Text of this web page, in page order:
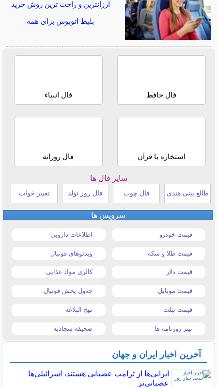
ارزانترین و راحت ترین روش خرید
بلیط اتوبوس برای همه
فال حافظ فال انبیاء
استخاره با قرآن فال روزانه
سایر فال ها
طالع بینی هندی فال چوب فال روز تولد تعبیر خواب
سرویس ها
قیمت خودرو اطلاعات دارویی
قیمت طلا و سکه ویدئوهای فوتبال
قیمت دلار کالری مواد غذایی
قیمت موبایل جدول پخش فوتبال
قیمت تبلت نهج البلاغه
تیتر روزنامه ها صحیفه سجادیه
آخرین اخبار ایران و جهان
ایرانی‌ها از ترامپ عصبانی هستند، اسرائیلی‌ها
عصبانی‌تر